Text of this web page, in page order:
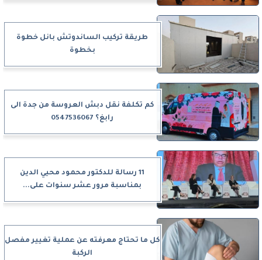
طريقة تركيب الساندوتش بانل خطوة
بخطوة
كم تكلفة نقل دبش العروسة من جدة الى
رابغ؟ 0547536067
11 رسالة للدكتور محمود محيي الدين
بمناسبة مرور عشر سنوات على...
كل ما تحتاج معرفته عن عملية تغيير مفصل
الركبة